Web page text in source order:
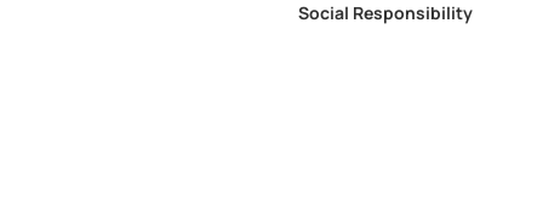
Social Responsibility